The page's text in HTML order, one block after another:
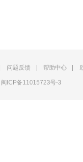
问题反馈 帮助中心
闽ICP备11015723号-3